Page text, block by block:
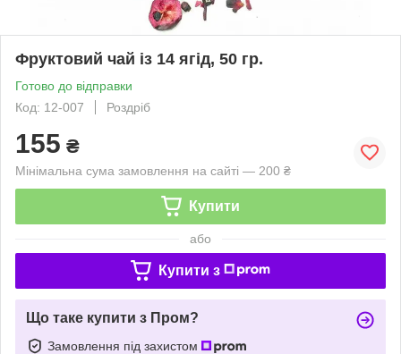
Фруктовий чай із 14 ягід, 50 гр.
Готово до відправки
Код: 12-007
Роздріб
155 ₴
Мінімальна сума замовлення на сайті — 200 ₴
Купити
або
Купити з
Що таке купити з Пром?
Замовлення під захистом